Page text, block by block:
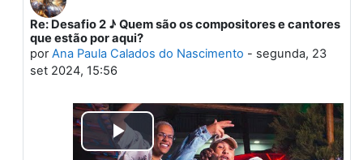
Em resposta à Primeiro post
Re: Desafio 2 ♪ Quem são os compositores e cantores
que estão por aqui?
porAna Paula Calados do Nascimento - segunda, 23
set 2024, 15:56
Tocar